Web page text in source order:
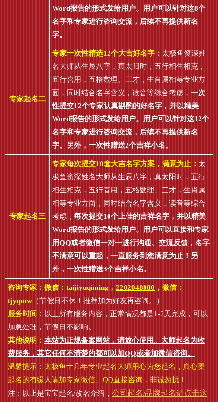
Word报告的形式发给用户。用户可以针对这8个
名字和专家进行咨询交流，后续不再提供新名
字。
专家起名二
专家一次性精选12个大吉好名字： 太极鱼资深姓
名大师从生辰八字，真太阳时，五行相生相克，
五行喜用，五格数理、三才，生肖属相等专业方
面，同时结合名字含义，读音等综合考虑， 一次
性提交12个专家认真斟酌的好名字，并以精美
Word报告的形式发给用户。用户可以针对这12个
名字和专家进行咨询交流，后续不再提供新名
字。另外，一次性赠送2个吉祥小名。
专家起名三
专家每次提交10套大吉名字方案，满意为止： 太
极鱼资深姓名大师从生辰八字，真太阳时，五行
相生相克，五行喜用，五格数理、三才，生肖属
相等专业方面，同时结合名字含义，读音等综合
考虑， 每次提交10个上佳的吉祥名字，并以精美
Word报告的形式发给用户。用户可以直接和专家
用QQ或者微信一对一进行沟通、交流反馈，名字
不满意可以重起，一直服务到您满意为止！另
外，一次性赠送3个吉祥小名。
咨询专家：微信： taijiyuqiming ， 2202048880 ，微信：
tjyqmw （节假日不休！推荐加为好友再咨询。）
服务时间： 以上所有服务内容，正常情况都是1-2天完成，可以
加急处理，节假日不影响。
其他说明： 本站为正规备案网站，请放心使用。大师起名为收
费服务，其它任何不清楚的都可以加QQ或者加微信咨询。
温馨提示：太极鱼十几年专业起名大师用心为您起名，真心要
起名的有缘人请加专家微信、QQ直接咨询，非诚勿扰！
注：以上是宝宝起名/改名介绍， 公司起名/品牌起名请点击这